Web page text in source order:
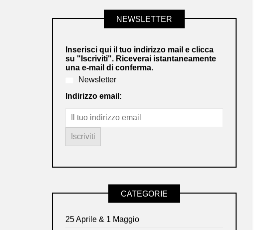
NEWSLETTER
Inserisci qui il tuo indirizzo mail e clicca
su "Iscriviti". Riceverai istantaneamente
una e-mail di conferma.
Newsletter
Indirizzo email:
CATEGORIE
25 Aprile & 1 Maggio